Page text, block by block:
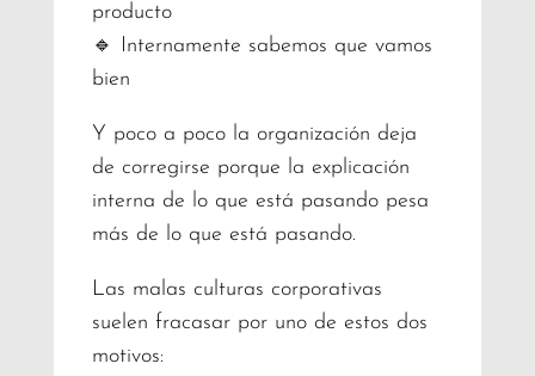
producto
🔹 Internamente sabemos que vamos
bien
Y poco a poco la organización deja
de corregirse porque la explicación
interna de lo que está pasando pesa
más de lo que está pasando.
Las malas culturas corporativas
suelen fracasar por uno de estos dos
motivos: